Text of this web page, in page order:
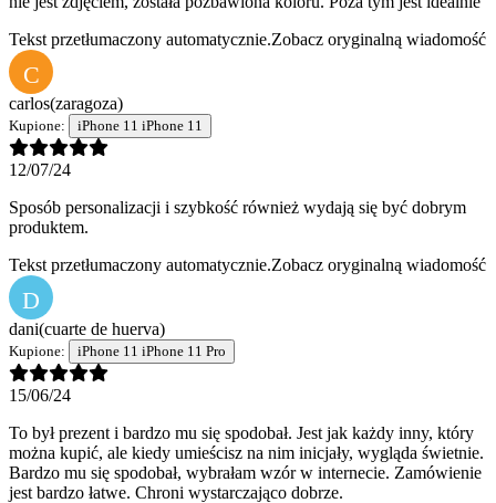
Tekst przetłumaczony automatycznie.Zobacz oryginalną wiadomość
C
carlos(zaragoza)
Kupione: iPhone 11 iPhone 11
12/07/24
Sposób personalizacji i szybkość również wydają się być dobrym
produktem.
Tekst przetłumaczony automatycznie.Zobacz oryginalną wiadomość
D
dani(cuarte de huerva)
Kupione: iPhone 11 iPhone 11 Pro
15/06/24
To był prezent i bardzo mu się spodobał. Jest jak każdy inny, który
można kupić, ale kiedy umieścisz na nim inicjały, wygląda świetnie.
Bardzo mu się spodobał, wybrałam wzór w internecie. Zamówienie
jest bardzo łatwe. Chroni wystarczająco dobrze.